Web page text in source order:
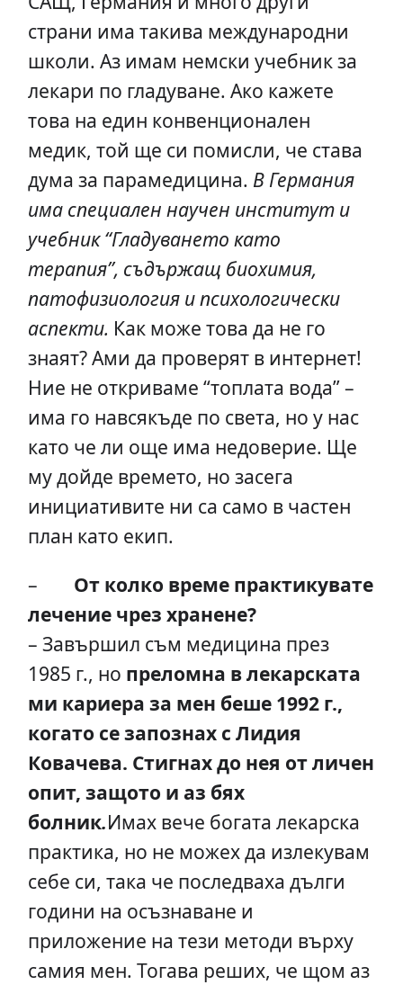
страни има такива международни
школи. Аз имам немски учебник за
лекари по гладуване. Ако кажете
това на един конвенционален
медик, той ще си помисли, че става
дума за парамедицина. В Германия
има специален научен институт и
учебник “Гладуването като
терапия”, съдържащ биохимия,
патофизиология и психологически
аспекти. Как може това да не го
знаят? Ами да проверят в интернет!
Ние не откриваме “топлата вода” –
има го навсякъде по света, но у нас
като че ли още има недоверие. Ще
му дойде времето, но засега
инициативите ни са само в частен
план като екип.
– От колко време практикувате
лечение чрез хранене?
– Завършил съм медицина през
1985 г., но преломна в лекарската
ми кариера за мен беше 1992 г.,
когато се запознах с Лидия
Ковачева. Стигнах до нея от личен
опит, защото и аз бях
болник.Имах вече богата лекарска
практика, но не можех да излекувам
себе си, така че последваха дълги
години на осъзнаване и
приложение на тези методи върху
самия мен. Тогава реших, че щом аз